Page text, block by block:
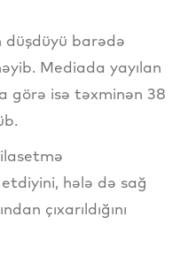
düşdüyü barədə
Mediada yayılan
görə isə təxminən 38
hələ də sağ
çıxarıldığını